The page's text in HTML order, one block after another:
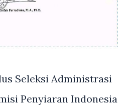
Seleksi Administrasi
Penyiaran Indonesia